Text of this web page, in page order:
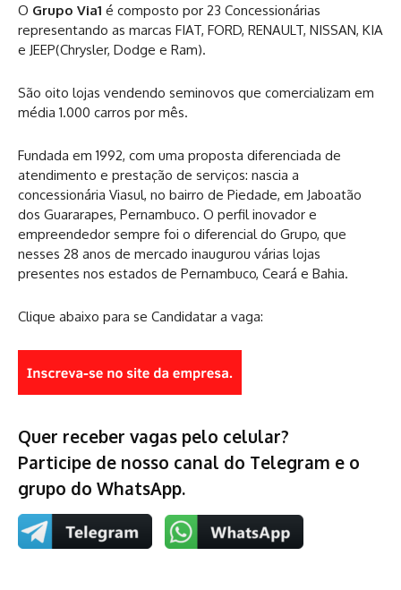
O Grupo Via1 é composto por 23 Concessionárias
representando as marcas FIAT, FORD, RENAULT, NISSAN, KIA
e JEEP(Chrysler, Dodge e Ram).
São oito lojas vendendo seminovos que comercializam em
média 1.000 carros por mês.
Fundada em 1992, com uma proposta diferenciada de
atendimento e prestação de serviços: nascia a
concessionária Viasul, no bairro de Piedade, em Jaboatão
dos Guararapes, Pernambuco. O perfil inovador e
empreendedor sempre foi o diferencial do Grupo, que
nesses 28 anos de mercado inaugurou várias lojas
presentes nos estados de Pernambuco, Ceará e Bahia.
Clique abaixo para se Candidatar a vaga:
Quer receber vagas pelo celular?
Participe de nosso canal do Telegram e o
grupo do WhatsApp.